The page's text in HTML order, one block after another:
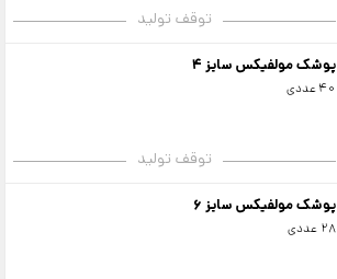
توقف تولید
پوشک مولفیکس سایز 4
40 عددی
توقف تولید
پوشک مولفیکس سایز 6
28 عددی